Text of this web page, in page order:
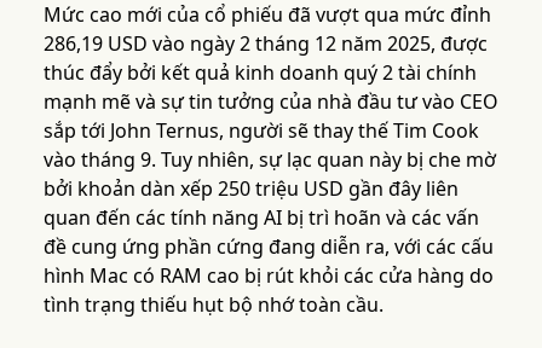
Mức cao mới của cổ phiếu đã vượt qua mức đỉnh
286,19 USD vào ngày 2 tháng 12 năm 2025, được
thúc đẩy bởi kết quả kinh doanh quý 2 tài chính
mạnh mẽ và sự tin tưởng của nhà đầu tư vào CEO
sắp tới John Ternus, người sẽ thay thế Tim Cook
vào tháng 9. Tuy nhiên, sự lạc quan này bị che mờ
bởi khoản dàn xếp 250 triệu USD gần đây liên
quan đến các tính năng AI bị trì hoãn và các vấn
đề cung ứng phần cứng đang diễn ra, với các cấu
hình Mac có RAM cao bị rút khỏi các cửa hàng do
tình trạng thiếu hụt bộ nhớ toàn cầu.